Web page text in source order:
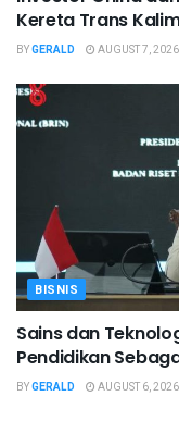
Kereta Trans
BYGERALD AUGUST 7, 2026
BISNIS
Sains dan
Pendidikan
BYGERALD AUGUST 6, 2026